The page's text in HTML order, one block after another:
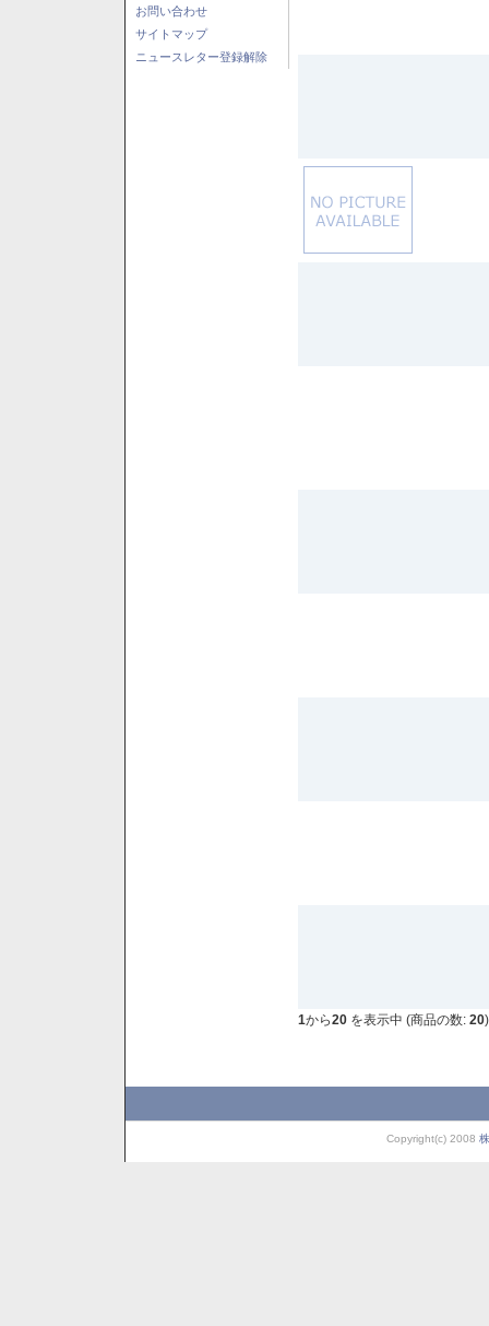
お問い合わせ
サイトマップ
ニュースレター登録解除
1から20 を表示中 (商品の数: 20)
Copyright(c) 2008